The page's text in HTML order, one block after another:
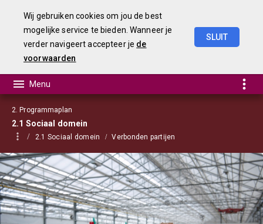
2. Programmaplan
2.1 Sociaal domein
2.1 Sociaal domein Verbonden partijen
Wij gebruiken cookies om jou de best
mogelijke service te bieden. Wanneer je
verder navigeert accepteer je de
voorwaarden
SLUIT